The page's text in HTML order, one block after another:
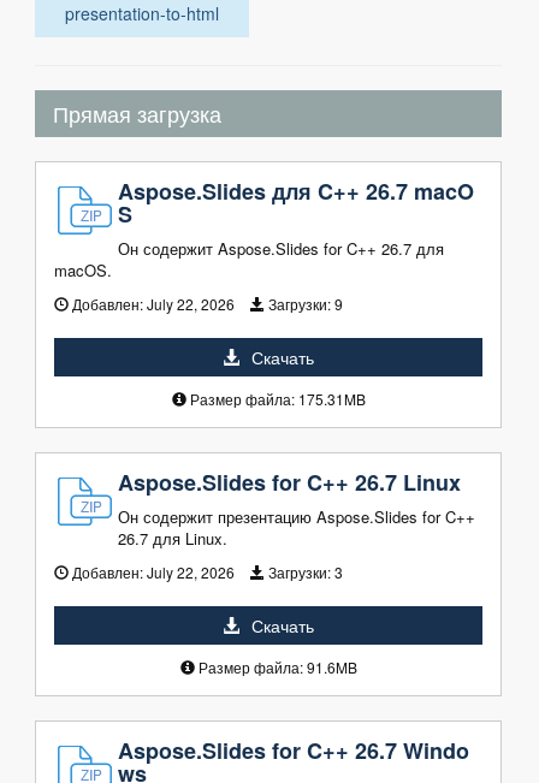
presentation-to-html
Прямая загрузка
Aspose.Slides для C++ 26.7 macO
S
Он содержит Aspose.Slides for C++ 26.7 для
macOS.
Добавлен:July 22, 2026 Загрузки:9
Скачать
Размер файла: 175.31MB
Aspose.Slides for C++ 26.7 Linux
Он содержит презентацию Aspose.Slides for C++
26.7 для Linux.
Добавлен:July 22, 2026 Загрузки:3
Скачать
Размер файла: 91.6MB
Aspose.Slides for C++ 26.7 Windo
ws